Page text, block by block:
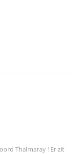
Thalmaray ! Er zit